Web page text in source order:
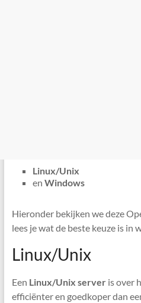
Linux/Unix
en Windows
Hieronder bekijken we deze
lees je wat de beste keuze is in
Linux/Unix
Een Linux/Unix serveris over
efficiënter en goedkoper dan